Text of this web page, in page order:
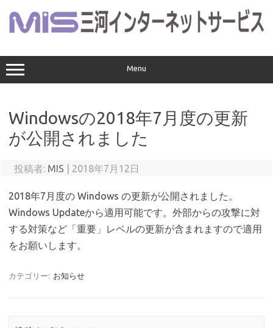
ス
キ
ッ
Menu
Windowsの2018年7月度の更新
が公開されました
投稿者: MIS 2018年7月12日
2018年7月度の Windows の更新が公開されました。
Windows Updateから適用可能です。外部からの攻撃に対
する対策など「重要」レベルの更新が含まれますので適用
をお願いします。
カテゴリー: お知らせ